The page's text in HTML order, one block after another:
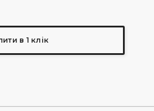
в 1 клік